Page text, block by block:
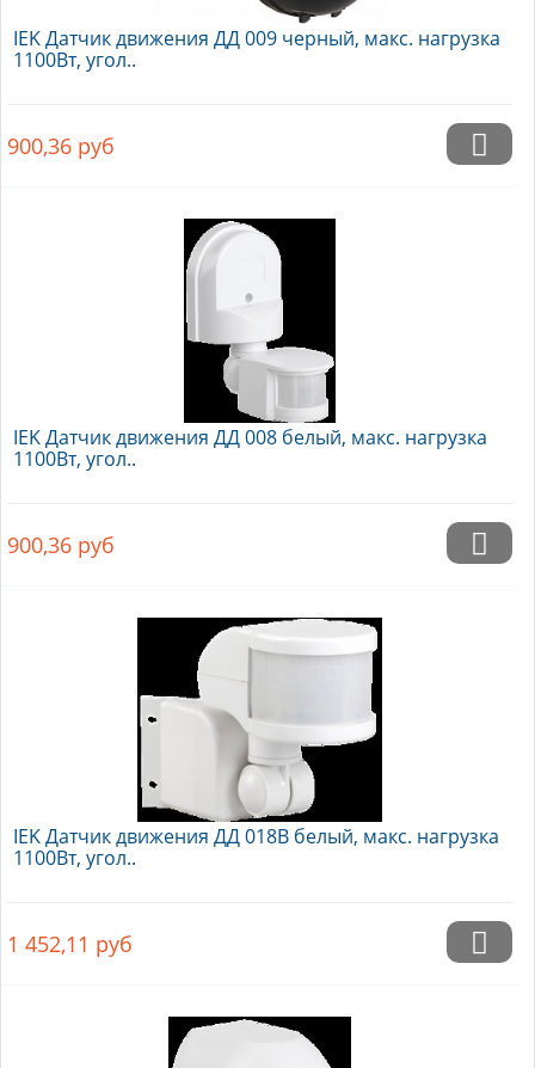
IEK Датчик движения ДД 009 черный, макс. нагрузка
1100Вт, угол..
900,36 руб
IEK Датчик движения ДД 008 белый, макс. нагрузка
1100Вт, угол..
900,36 руб
IEK Датчик движения ДД 018В белый, макс. нагрузка
1100Вт, угол..
1 452,11 руб